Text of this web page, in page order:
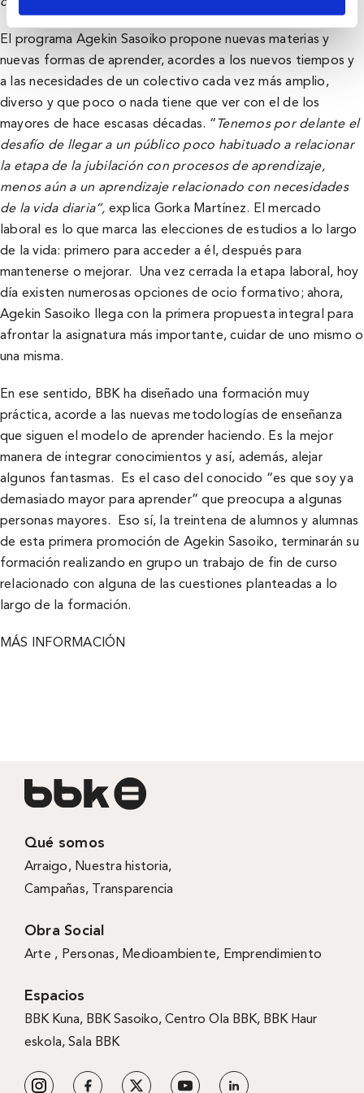
cuidarnos. No debemos dejarnos envejecer.
El programa Agekin Sasoiko propone nuevas materias y
nuevas formas de aprender, acordes a los nuevos tiempos y
a las necesidades de un colectivo cada vez más amplio,
diverso y que poco o nada tiene que ver con el de los
mayores de hace escasas décadas. “ Tenemos por delante el
desafío de llegar a un público poco habituado a relacionar
la etapa de la jubilación con procesos de aprendizaje,
menos aún a un aprendizaje relacionado con necesidades
de la vida diaria”, explica Gorka Martínez. El mercado
laboral es lo que marca las elecciones de estudios a lo largo
de la vida: primero para acceder a él, después para
mantenerse o mejorar. Una vez cerrada la etapa laboral, hoy
día existen numerosas opciones de ocio formativo; ahora,
Agekin Sasoiko llega con la primera propuesta integral para
afrontar la asignatura más importante, cuidar de uno mismo o
una misma.
En ese sentido, BBK ha diseñado una formación muy
práctica, acorde a las nuevas metodologías de enseñanza
que siguen el modelo de aprender haciendo. Es la mejor
manera de integrar conocimientos y así, además, alejar
algunos fantasmas. Es el caso del conocido “es que soy ya
demasiado mayor para aprender” que preocupa a algunas
personas mayores. Eso sí, la treintena de alumnos y alumnas
de esta primera promoción de Agekin Sasoiko, terminarán su
formación realizando en grupo un trabajo de fin de curso
relacionado con alguna de las cuestiones planteadas a lo
largo de la formación.
MÁS INFORMACIÓN
Qué somos
Arraigo, Nuestra historia,
Campañas, Transparencia
Obra Social
Arte , Personas, Medioambiente, Emprendimiento
Espacios
BBK Kuna, BBK Sasoiko, Centro Ola BBK, BBK Haur
eskola, Sala BBK